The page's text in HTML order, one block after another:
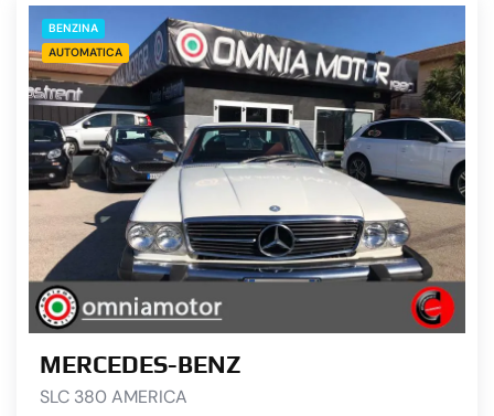
BENZINA
AUTOMATICA
MERCEDES-BENZ
SLC 380 AMERICA